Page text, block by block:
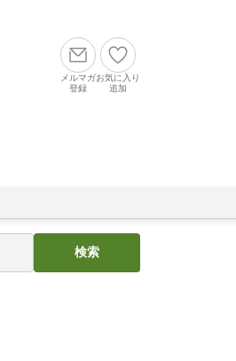
メルマガ
登録
お気に入り
追加
検索